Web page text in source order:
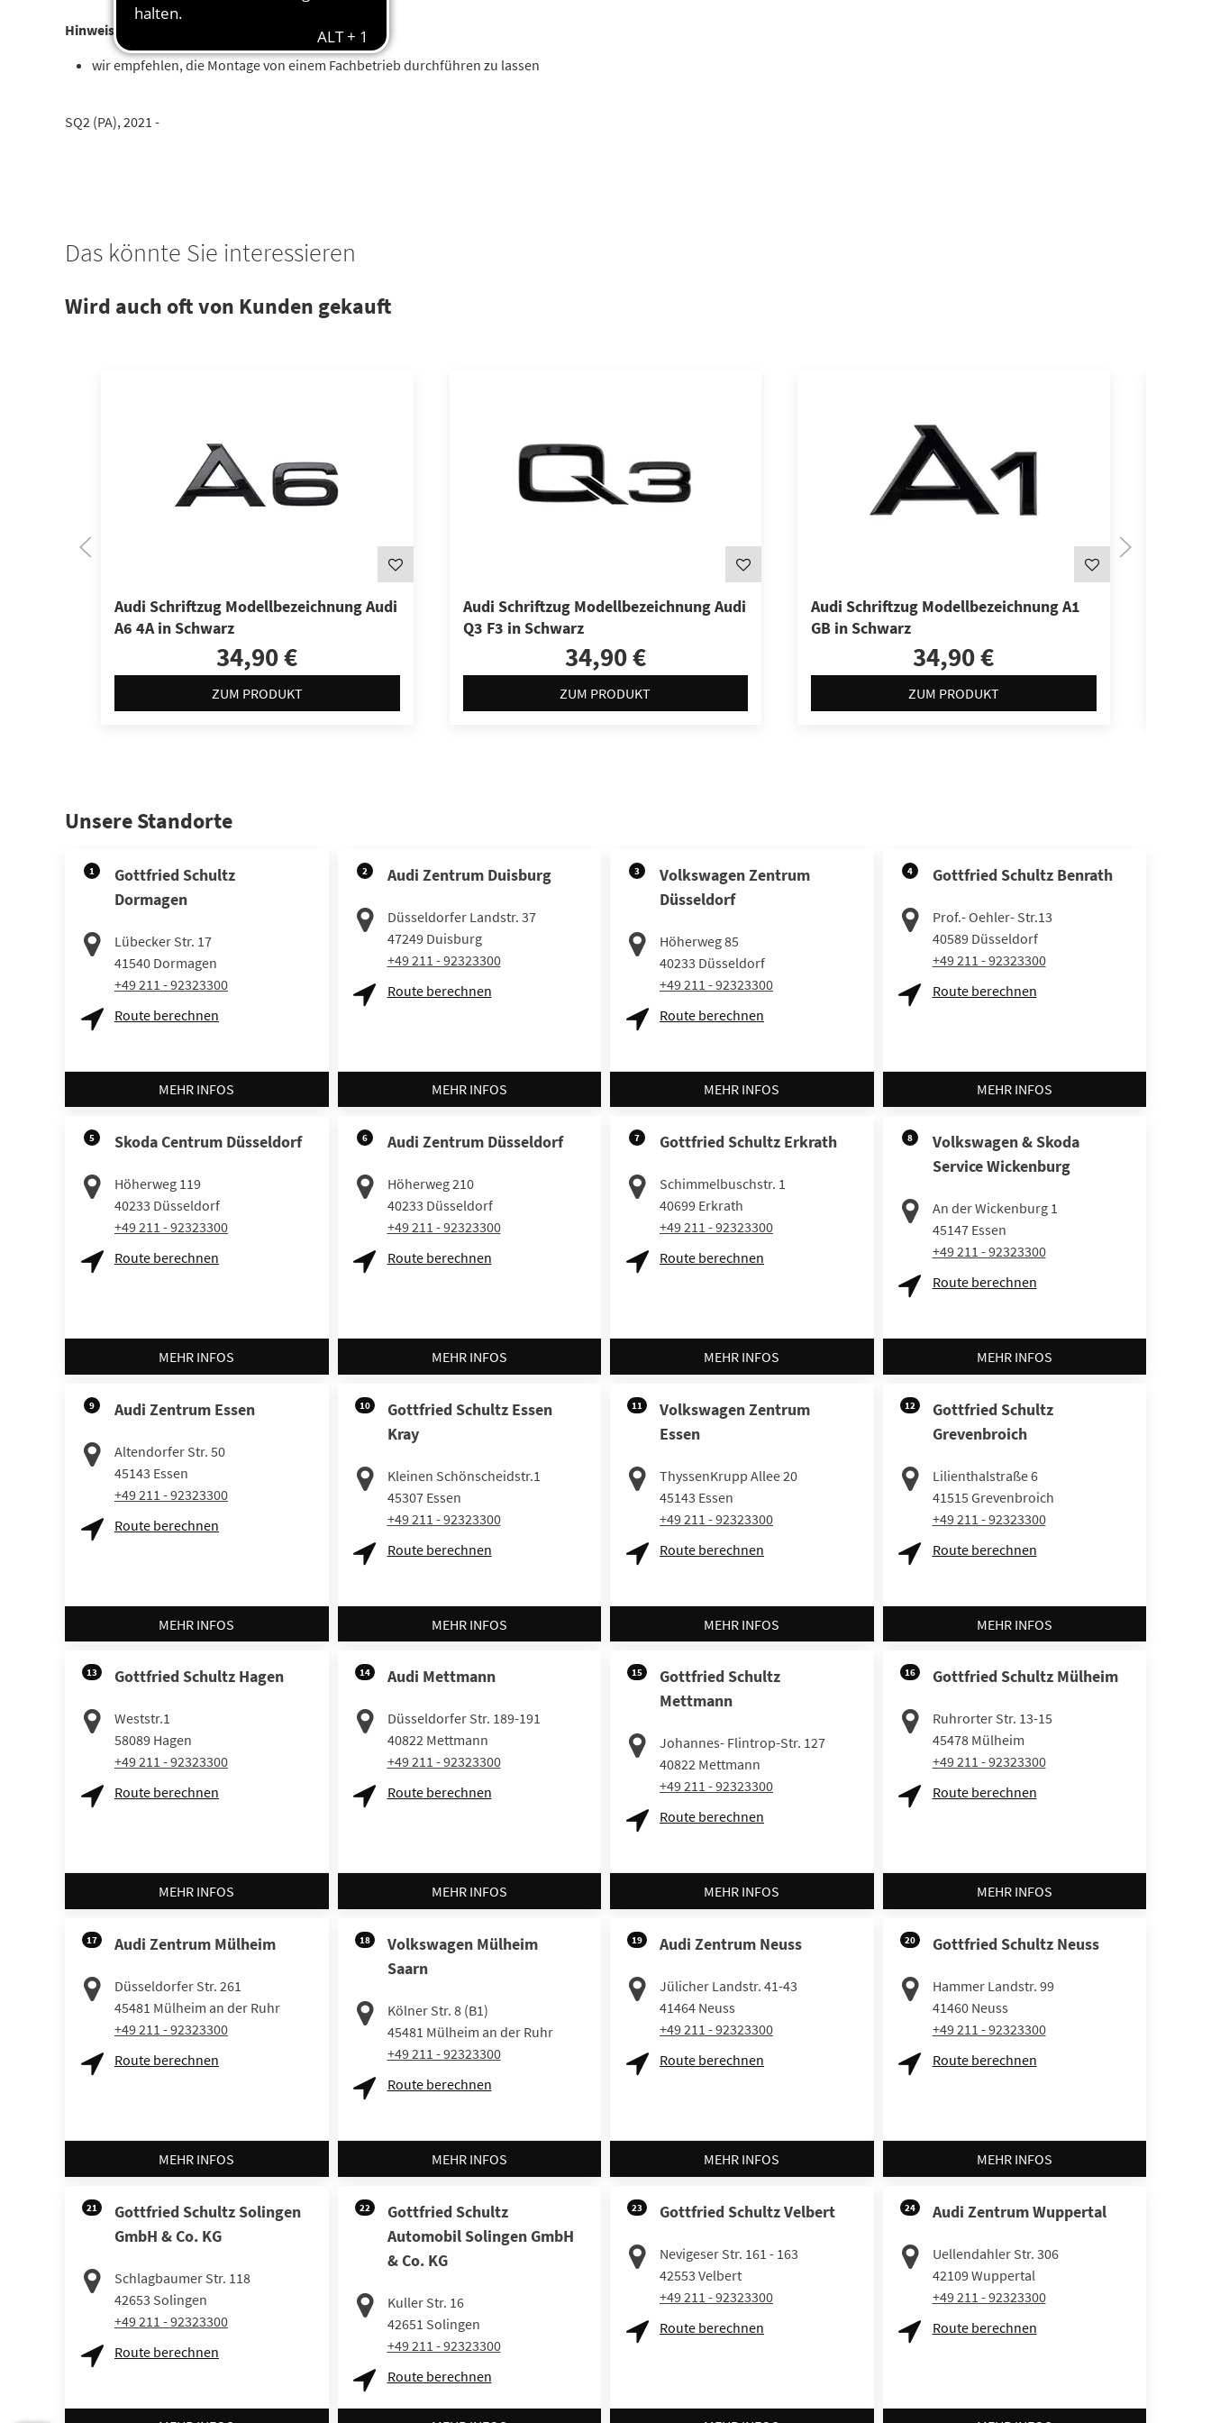
Hinweis:
wir empfehlen, die Montage von einem Fachbetrieb durchführen zu lassen
SQ2 (PA), 2021 -
Das könnte Sie interessieren
Wird auch oft von Kunden gekauft
Audi Schriftzug Modellbezeichnung Audi
A6 4A in Schwarz
34,90 €
ZUM PRODUKT
Audi Schriftzug Modellbezeichnung Audi
Q3 F3 in Schwarz
34,90 €
ZUM PRODUKT
Audi Schriftzug Modellbezeichnung A1
GB in Schwarz
34,90 €
ZUM PRODUKT
Unsere Standorte
1
Gottfried Schultz
Dormagen
Lübecker Str. 17
41540 Dormagen
+49 211 - 92323300
Route berechnen
MEHR INFOS
2 Audi Zentrum Duisburg
Düsseldorfer Landstr. 37
47249 Duisburg
+49 211 - 92323300
Route berechnen
MEHR INFOS
3
Volkswagen Zentrum
Düsseldorf
Höherweg 85
40233 Düsseldorf
+49 211 - 92323300
Route berechnen
MEHR INFOS
4 Gottfried Schultz Benrath
Prof.- Oehler- Str.13
40589 Düsseldorf
+49 211 - 92323300
Route berechnen
MEHR INFOS
5 Skoda Centrum Düsseldorf
Höherweg 119
40233 Düsseldorf
+49 211 - 92323300
Route berechnen
MEHR INFOS
6 Audi Zentrum Düsseldorf
Höherweg 210
40233 Düsseldorf
+49 211 - 92323300
Route berechnen
MEHR INFOS
7 Gottfried Schultz Erkrath
Schimmelbuschstr. 1
40699 Erkrath
+49 211 - 92323300
Route berechnen
MEHR INFOS
8
Volkswagen & Skoda
Service Wickenburg
An der Wickenburg 1
45147 Essen
+49 211 - 92323300
Route berechnen
MEHR INFOS
9 Audi Zentrum Essen
Altendorfer Str. 50
45143 Essen
+49 211 - 92323300
Route berechnen
MEHR INFOS
10
Gottfried Schultz Essen
Kray
Kleinen Schönscheidstr.1
45307 Essen
+49 211 - 92323300
Route berechnen
MEHR INFOS
11
Volkswagen Zentrum
Essen
ThyssenKrupp Allee 20
45143 Essen
+49 211 - 92323300
Route berechnen
MEHR INFOS
12
Gottfried Schultz
Grevenbroich
Lilienthalstraße 6
41515 Grevenbroich
+49 211 - 92323300
Route berechnen
MEHR INFOS
13 Gottfried Schultz Hagen
Weststr.1
58089 Hagen
+49 211 - 92323300
Route berechnen
MEHR INFOS
14 Audi Mettmann
Düsseldorfer Str. 189-191
40822 Mettmann
+49 211 - 92323300
Route berechnen
MEHR INFOS
15
Gottfried Schultz
Mettmann
Johannes- Flintrop-Str. 127
40822 Mettmann
+49 211 - 92323300
Route berechnen
MEHR INFOS
16 Gottfried Schultz Mülheim
Ruhrorter Str. 13-15
45478 Mülheim
+49 211 - 92323300
Route berechnen
MEHR INFOS
17 Audi Zentrum Mülheim
Düsseldorfer Str. 261
45481 Mülheim an der Ruhr
+49 211 - 92323300
Route berechnen
MEHR INFOS
18
Volkswagen Mülheim
Saarn
Kölner Str. 8 (B1)
45481 Mülheim an der Ruhr
+49 211 - 92323300
Route berechnen
MEHR INFOS
19 Audi Zentrum Neuss
Jülicher Landstr. 41-43
41464 Neuss
+49 211 - 92323300
Route berechnen
MEHR INFOS
20 Gottfried Schultz Neuss
Hammer Landstr. 99
41460 Neuss
+49 211 - 92323300
Route berechnen
MEHR INFOS
21
Gottfried Schultz Solingen
GmbH & Co. KG
Schlagbaumer Str. 118
42653 Solingen
+49 211 - 92323300
Route berechnen
22
Gottfried Schultz
Automobil Solingen GmbH
& Co. KG
Kuller Str. 16
42651 Solingen
+49 211 - 92323300
Route berechnen
23 Gottfried Schultz Velbert
Nevigeser Str. 161 - 163
42553 Velbert
+49 211 - 92323300
Route berechnen
24 Audi Zentrum Wuppertal
Uellendahler Str. 306
42109Wuppertal
+49 211 - 92323300
Route berechnen